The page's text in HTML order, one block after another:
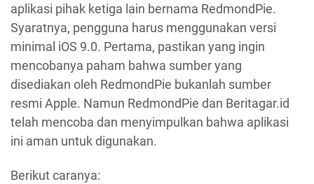
aplikasi pihak ketiga lain bernama RedmondPie.
Syaratnya, pengguna harus menggunakan versi
minimal iOS 9.0. Pertama, pastikan yang ingin
mencobanya paham bahwa sumber yang
disediakan oleh RedmondPie bukanlah sumber
resmi Apple. Namun RedmondPie dan Beritagar.id
telah mencoba dan menyimpulkan bahwa aplikasi
ini aman untuk digunakan.
Berikut caranya: